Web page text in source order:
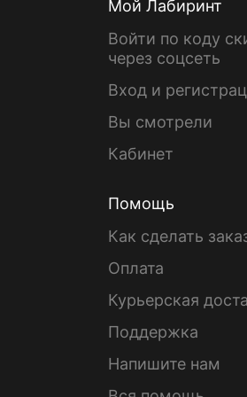
Мой Лабиринт
Войти по коду
через соцсеть
Вход и
Вы смотрели
Кабинет
Помощь
Как сделать
Оплата
Курьерская
Поддержка
Напишите нам